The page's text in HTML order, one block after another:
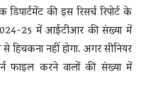
की इस रिसर्च रिपोर्ट के
25 में आईटीआर की संख्या में
नहीं होगा. अगर सीनियर
फाइल करने वालों की संख्या में